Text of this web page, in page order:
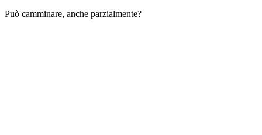
Può camminare, anche parzialmente?